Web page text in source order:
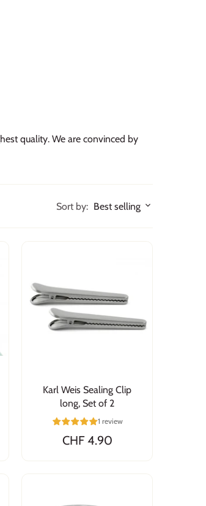
quality. We are convinced by
Sort by: Best selling
Karl Weis Sealing Clip
long, Set of 2
1 review
CHF 4.90